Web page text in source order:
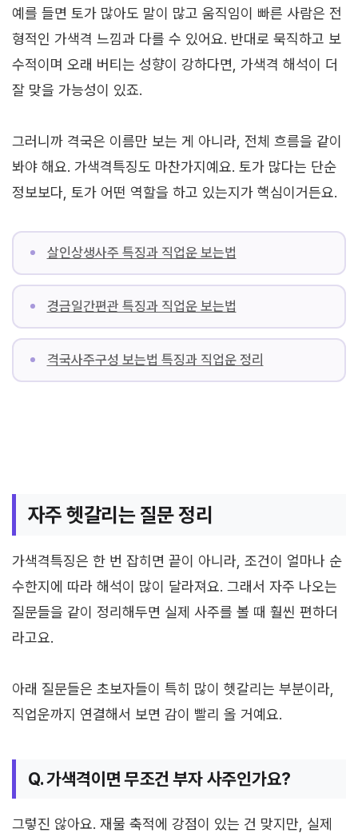
예를 들면 토가 많아도 말이 많고 움직임이 빠른 사람은 전
형적인 가색격 느낌과 다를 수 있어요. 반대로 묵직하고 보
수적이며 오래 버티는 성향이 강하다면, 가색격 해석이 더
잘 맞을 가능성이 있죠.
그러니까 격국은 이름만 보는 게 아니라, 전체 흐름을 같이
봐야 해요. 가색격특징도 마찬가지예요. 토가 많다는 단순
정보보다, 토가 어떤 역할을 하고 있는지가 핵심이거든요.
살인상생사주 특징과 직업운 보는법
경금일간편관 특징과 직업운 보는법
격국사주구성 보는법 특징과 직업운 정리
자주 헷갈리는 질문 정리
가색격특징은 한 번 잡히면 끝이 아니라, 조건이 얼마나 순
수한지에 따라 해석이 많이 달라져요. 그래서 자주 나오는
질문들을 같이 정리해두면 실제 사주를 볼 때 훨씬 편하더
라고요.
아래 질문들은 초보자들이 특히 많이 헷갈리는 부분이라,
직업운까지 연결해서 보면 감이 빨리 올 거예요.
Q. 가색격이면 무조건 부자 사주인가요?
그렇진 않아요. 재물 축적에 강점이 있는 건 맞지만, 실제